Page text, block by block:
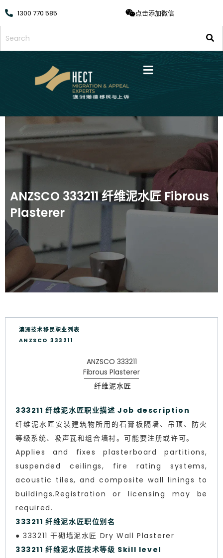
1300 770 585 点击添加微信
ANZSCO 333211 纤维泥水匠 Fibrous
Plasterer
澳洲技术移民职业列表
ANZSCO 333211
ANZSCO 333211
Fibrous Plasterer
纤维泥水匠
333211 纤维泥水匠职业描述 Job description
纤维泥水匠安装建筑物所用的石膏板隔墙、吊顶、防火
等级系统、吸声瓦和组合墙衬。可能要注册或许可。
Applies and fixes plasterboard partitions,
suspended ceilings, fire rating systems,
acoustic tiles, and composite wall linings to
buildings.Registration or licensing may be
required.
333211 纤维泥水匠职位别名
● 333211 干砌墙泥水匠 Dry Wall Plasterer
333211 纤维泥水匠技术等级 Skill level